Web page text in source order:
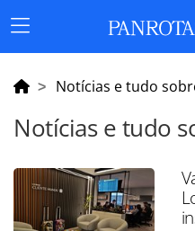
Menu
Principal
Notícias e tudo
Notícias e tudo